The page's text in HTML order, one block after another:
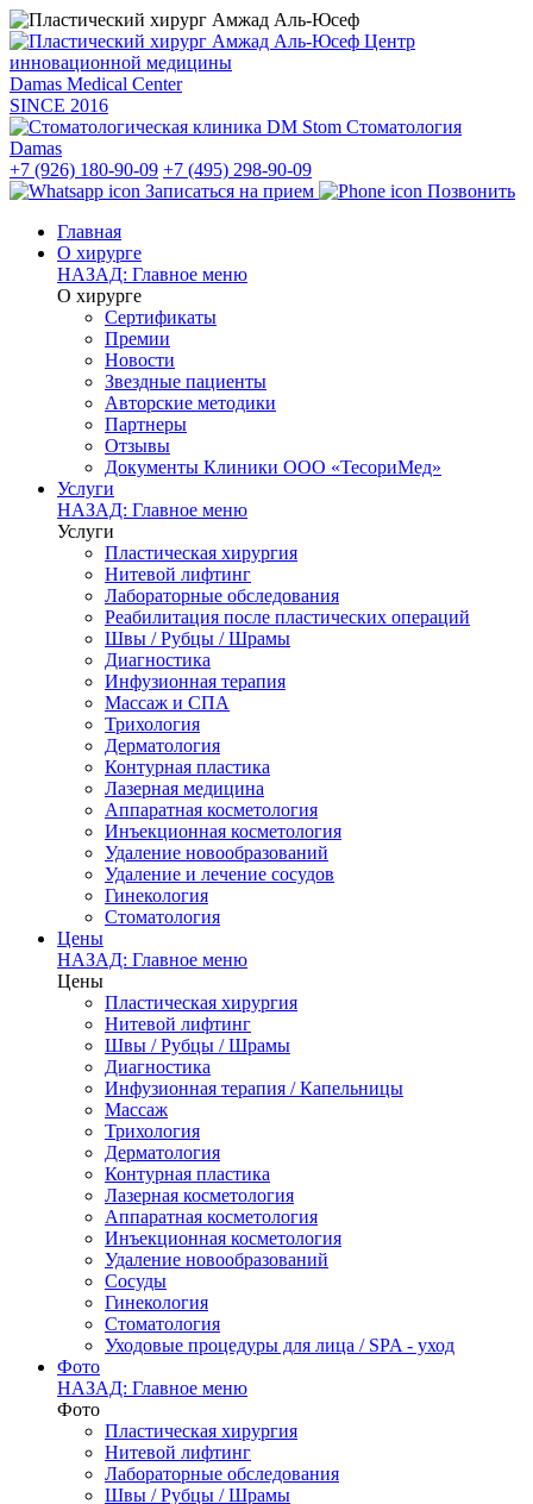
Центр
инновационной медицины
Damas Medical Center
SINCE 2016
Стоматология
Damas
+7 (926) 180-90-09 +7 (495) 298-90-09
Записаться на прием
Позвонить
Главная
О хирурге
НАЗАД: Главное меню
О хирурге
Сертификаты
Премии
Новости
Звездные пациенты
Авторские методики
Партнеры
Отзывы
Документы Клиники ООО «ТесориМед»
Услуги
НАЗАД: Главное меню
Услуги
Пластическая хирургия
Нитевой лифтинг
Лабораторные обследования
Реабилитация после пластических операций
Швы / Рубцы / Шрамы
Диагностика
Инфузионная терапия
Массаж и СПА
Трихология
Дерматология
Контурная пластика
Лазерная медицина
Аппаратная косметология
Инъекционная косметология
Удаление новообразований
Удаление и лечение сосудов
Гинекология
Стоматология
Цены
НАЗАД: Главное меню
Цены
Пластическая хирургия
Нитевой лифтинг
Швы / Рубцы / Шрамы
Диагностика
Инфузионная терапия / Капельницы
Массаж
Трихология
Дерматология
Контурная пластика
Лазерная косметология
Аппаратная косметология
Инъекционная косметология
Удаление новообразований
Сосуды
Гинекология
Стоматология
Уходовые процедуры для лица / SPA - уход
Фото
НАЗАД: Главное меню
Фото
Пластическая хирургия
Нитевой лифтинг
Лабораторные обследования
Швы / Рубцы / Шрамы